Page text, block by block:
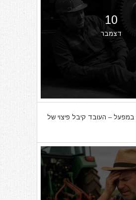
10
דצמבר
במפעל – העובד קיבל פיצוי של